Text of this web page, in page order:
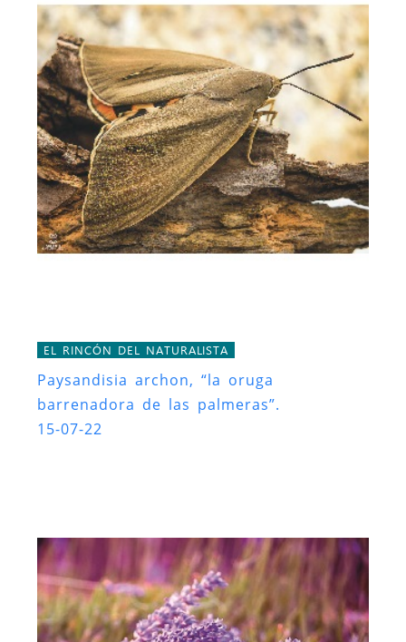
EL RINCÓN DEL NATURALISTA
Paysandisia archon, “la oruga
barrenadora de las palmeras”.
15-07-22